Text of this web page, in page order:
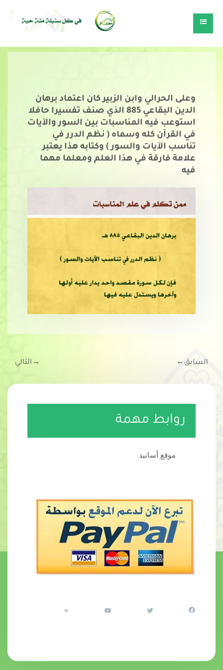
وعلى الحرالي وابن الزبير كان اعتماد برهان
الدين البقاعي 885 الذي صنف تفسيرا حافلا
استوعب فيه المناسبات بين السور والآيات
في القرآن كله وسماه ( نظم الدرر في
تناسب الآيات والسور ) وكتابه هذا يعتبر
علامة فارقة في هذا العلم ومعلما مهما
فيه
السابق ←
→ التالي
روابط مهمة
موقع أسانيد